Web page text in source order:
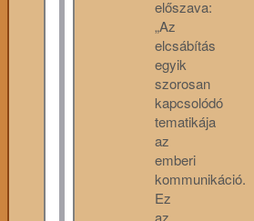
előszava:
„Az
elcsábítás
egyik
szorosan
kapcsolódó
tematikája
az
emberi
kommunikáció.
Ez
az